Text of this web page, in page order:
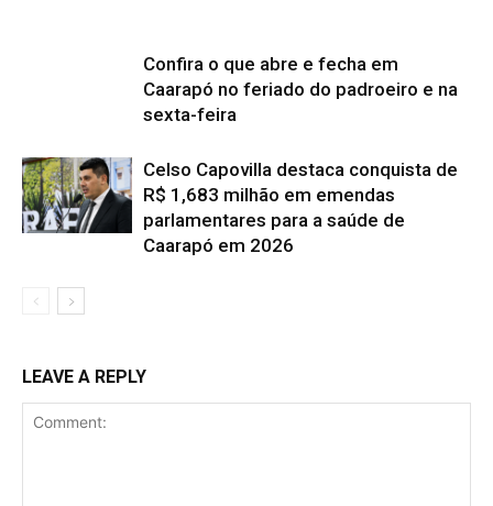
Confira o que abre e fecha em
Caarapó no feriado do padroeiro e na
sexta-feira
Celso Capovilla destaca conquista de
R$ 1,683 milhão em emendas
parlamentares para a saúde de
Caarapó em 2026
LEAVE A REPLY